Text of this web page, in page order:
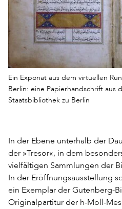
Ein Exponat aus dem virtuellen
Berlin: eine Papierhandschrift aus
Staatsbibliothek zu Berlin
In der Ebene unterhalb der
der »Tresor«, in dem
vielfältigen Sammlungen der
In der Eröffnungsausstellung
ein Exemplar der Gutenberg-
Originalpartitur der h-Moll-